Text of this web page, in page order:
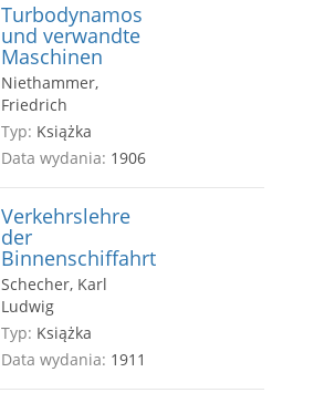
Turbodynamos
und verwandte
Maschinen
Niethammer,
Friedrich
Typ: Książka
Data wydania: 1906
Verkehrslehre
der
Binnenschiffahrt
Schecher, Karl
Ludwig
Typ: Książka
Data wydania: 1911